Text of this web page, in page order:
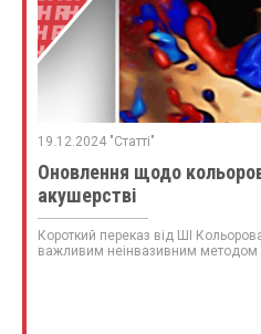
19.12.2024 "Статті"
Оновлення щодо
акушерстві
Короткий переказ від ШІ
важливим неінвазивним методом